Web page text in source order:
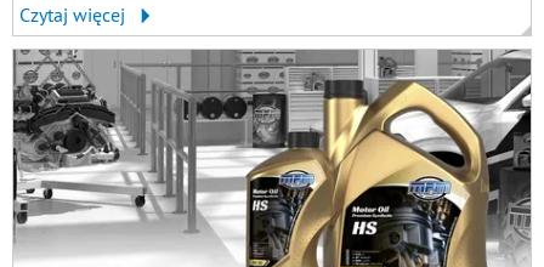
Czytaj więcej